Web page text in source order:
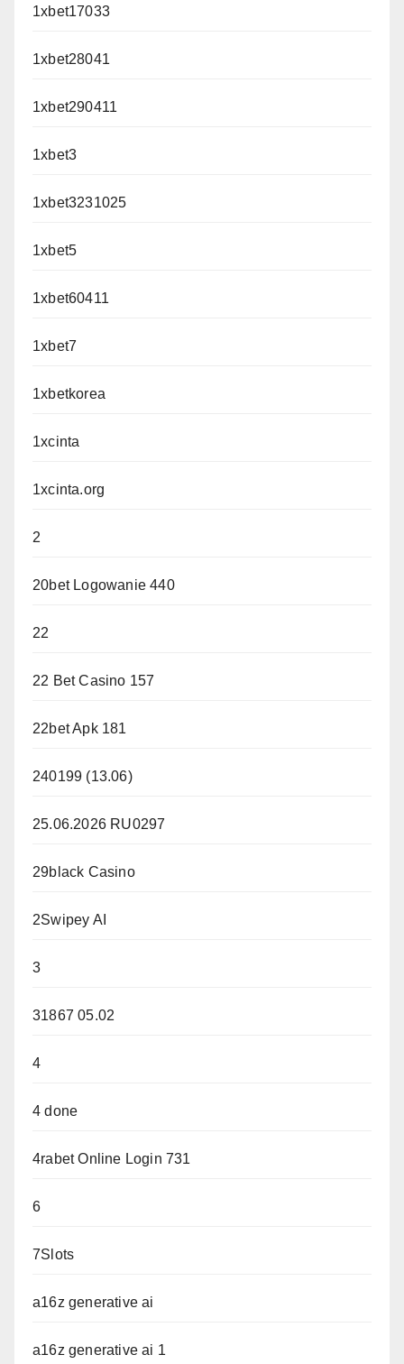
1xbet17033
1xbet28041
1xbet290411
1xbet3
1xbet3231025
1xbet5
1xbet60411
1xbet7
1xbetkorea
1xcinta
1xcinta.org
2
20bet Logowanie 440
22
22 Bet Casino 157
22bet Apk 181
240199 (13.06)
25.06.2026 RU0297
29black Casino
2Swipey AI
3
31867 05.02
4
4 done
4rabet Online Login 731
6
7Slots
a16z generative ai
a16z generative ai 1